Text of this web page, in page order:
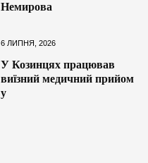
Немирова
6 ЛИПНЯ, 2026
У Козинцях працював
виїзний медичний прийом
у